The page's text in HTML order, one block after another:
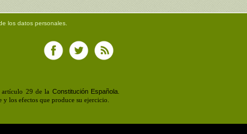
los datos personales.
artículo 29 de la Constitución Española.
los efectos que produce su ejercicio.